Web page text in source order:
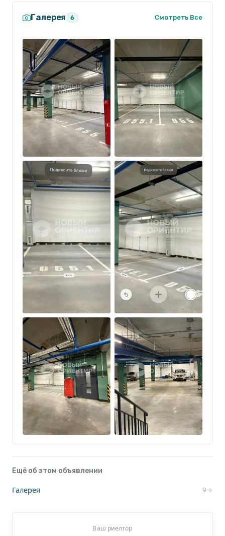
вы обладатель мотоцикла?!
Удобный выезд,парковочное место
находится прямо у стенки, у лестничного
выхода
Лифт прямо в паркинг: забудьте о долгих
спусках и подъемах! Лифт обеспечит Вам
мгновенный доступ к Вашему автомобилю, что
особенно удобно в дождливую погоду или с
детьми.
????Безопасность и комфорт: подземный
паркинг обеспечивает защиту от
неблагоприятных погодных условий и
обеспечивает высокий уровень безопасности для
Вашего автомобиля. Территория 24/7 под
охраной и видеонаблюдением!
???? Въезд через автоматические ворота
открываются с пульта, никаких ключей,
поднимаетесь на лифте сразу к своей квартире!
Не упустите шанс стать владельцем! Свяжитесь
для получения дополнительной информации и
организации просмотра. Ваш идеальный паркинг
ждет вас! ????✨
Галерея 6 Смотреть Все
Ещё об этом объявлении
Галерея 9
Ваш риелтор